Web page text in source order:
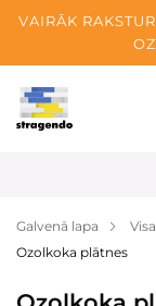
VAIRĀK
Tallina
Apmaksa
Galvenā lapa
Ozolkoka plātnes